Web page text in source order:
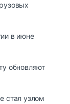
в июне
обновляют
стал узлом